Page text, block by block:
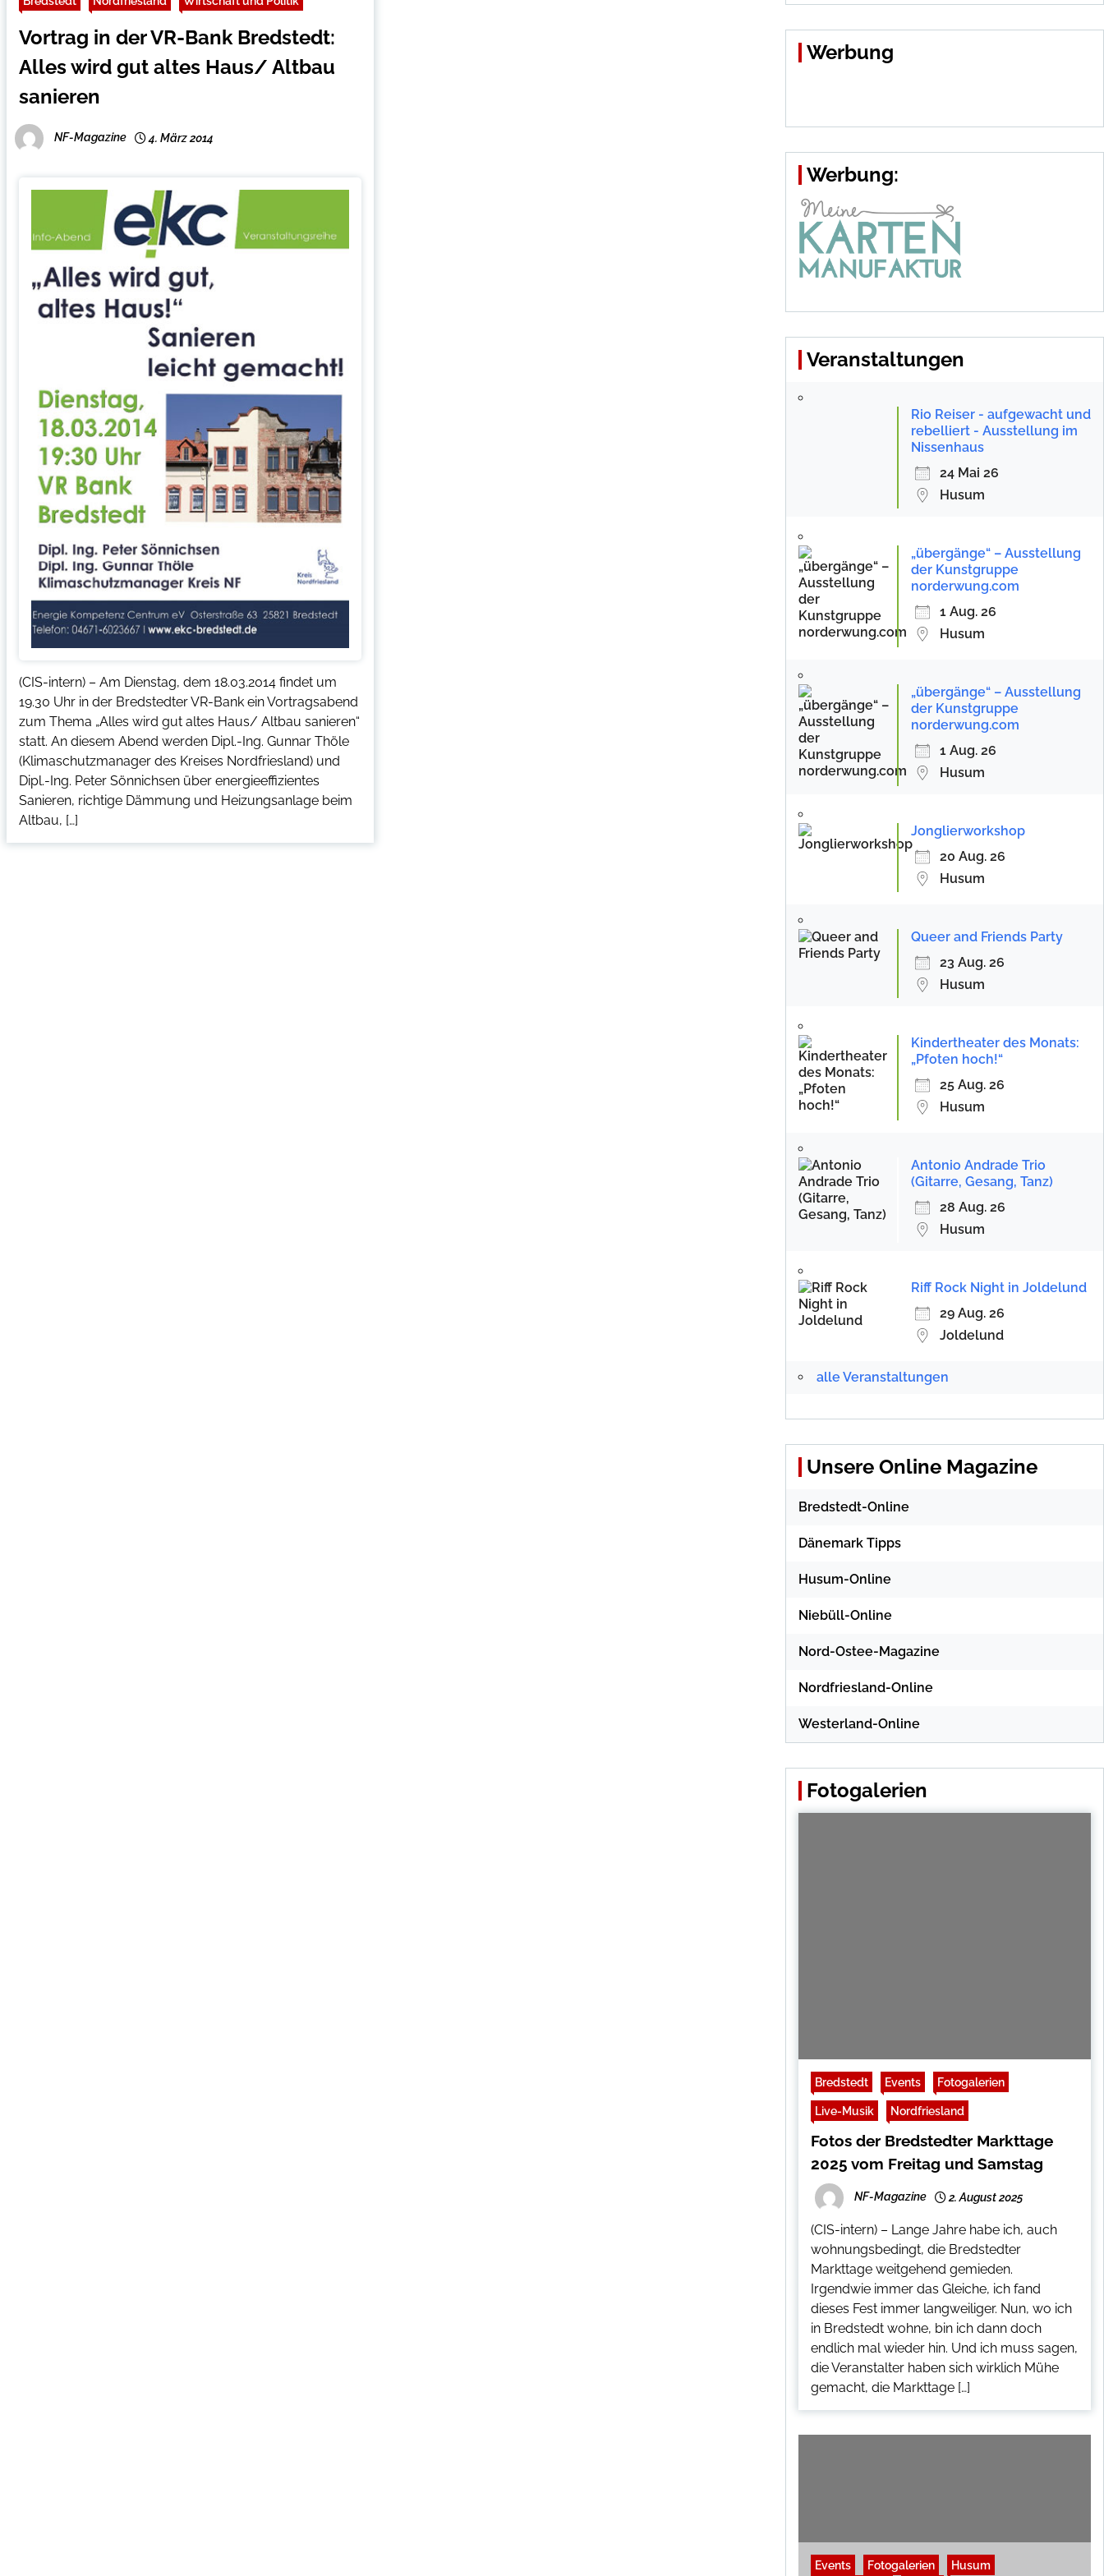
Vortrag in der VR-Bank Bredstedt:
Alles wird gut altes Haus/ Altbau
sanieren
NF-Magazine 4. März 2014
(CIS-intern) – Am Dienstag, dem 18.03.2014 findet um
19.30 Uhr in der Bredstedter VR-Bank ein Vortragsabend
zum Thema „Alles wird gut altes Haus/ Altbau sanieren“
statt. An diesem Abend werden Dipl.-Ing. Gunnar Thöle
(Klimaschutzmanager des Kreises Nordfriesland) und
Dipl.-Ing. Peter Sönnichsen über energieeffizientes
Sanieren, richtige Dämmung und Heizungsanlage beim
Altbau, […]
Werbung
Werbung:
Veranstaltungen
Rio Reiser - aufgewacht und
rebelliert - Ausstellung im
Nissenhaus
24 Mai 26
Husum
„übergänge“ – Ausstellung
der Kunstgruppe
norderwung.com
1 Aug. 26
Husum
„übergänge“ – Ausstellung
der Kunstgruppe
norderwung.com
1 Aug. 26
Husum
Jonglierworkshop
20 Aug. 26
Husum
Queer and Friends Party
23 Aug. 26
Husum
Kindertheater des Monats:
„Pfoten hoch!“
25 Aug. 26
Husum
Antonio Andrade Trio
(Gitarre, Gesang, Tanz)
28 Aug. 26
Husum
Riff Rock Night in Joldelund
29 Aug. 26
Joldelund
alle Veranstaltungen
Unsere Online Magazine
Bredstedt-Online
Dänemark Tipps
Husum-Online
Niebüll-Online
Nord-Ostee-Magazine
Nordfriesland-Online
Westerland-Online
Fotogalerien
Bredstedt Events Fotogalerien
Live-Musik Nordfriesland
Fotos der Bredstedter Markttage
2025 vom Freitag und Samstag
NF-Magazine 2. August 2025
(CIS-intern) – Lange Jahre habe ich, auch
wohnungsbedingt, die Bredstedter
Markttage weitgehend gemieden.
Irgendwie immer das Gleiche, ich fand
dieses Fest immer langweiliger. Nun, wo ich
in Bredstedt wohne, bin ich dann doch
endlich mal wieder hin. Und ich muss sagen,
die Veranstalter haben sich wirklich Mühe
gemacht, die Markttage […]
Events Fotogalerien Husum